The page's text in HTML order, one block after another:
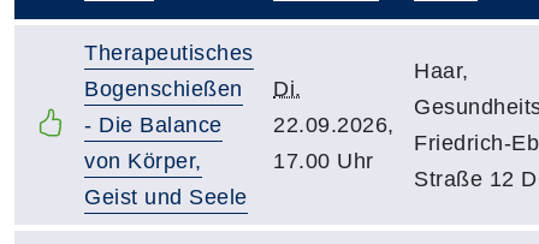
Therapeutisches
Bogenschießen
- Die Balance
von Körper,
Geist und Seele
Di.
22.09.2026,
17.00 Uhr
Haar,
Friedrich-
Straße 12